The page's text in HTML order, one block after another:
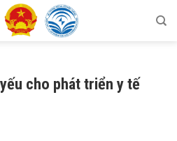
cho phát triển y tế